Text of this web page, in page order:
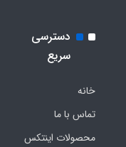
دسترسی
سریع
خانه
تماس با ما
محصولات اینتکس